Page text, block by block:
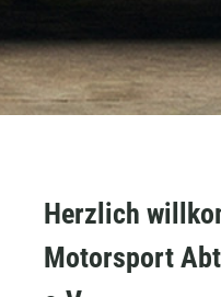
Herzlich
Motorsport